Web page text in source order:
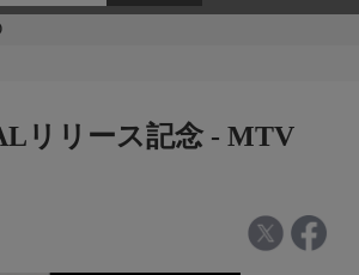
リリース記念 - MTV